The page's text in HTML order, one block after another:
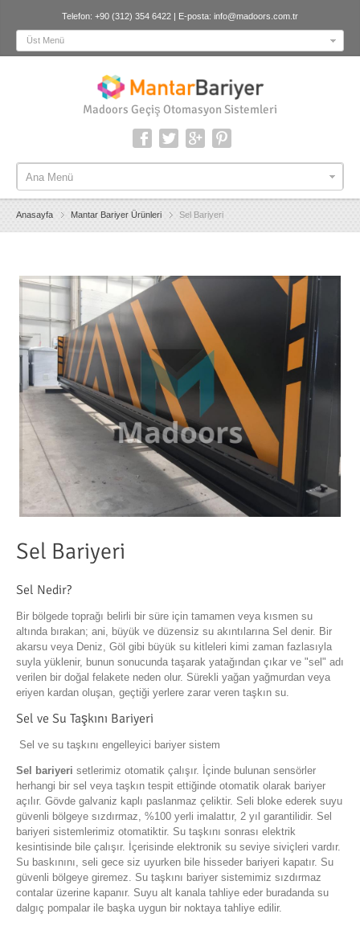
Telefon: +90 (312) 354 6422 | E-posta: info@madoors.com.tr
Üst Menü
Madoors Geçiş Otomasyon Sistemleri
Ana Menü
Ana Menü
Anasayfa Mantar Bariyer Ürünleri Sel Bariyeri
Sel Bariyeri
Sel Nedir?
Bir bölgede toprağı belirli bir süre için tamamen veya kısmen su
altında bırakan; ani, büyük ve düzensiz su akıntılarına Sel denir. Bir
akarsu veya Deniz, Göl gibi büyük su kitleleri kimi zaman fazlasıyla
suyla yüklenir, bunun sonucunda taşarak yatağından çıkar ve "sel" adı
verilen bir doğal felakete neden olur. Sürekli yağan yağmurdan veya
eriyen kardan oluşan, geçtiği yerlere zarar veren taşkın su.
Sel ve Su Taşkını Bariyeri
Sel ve su taşkını engelleyici bariyer sistem
Sel bariyeri setlerimiz otomatik çalışır. İçinde bulunan sensörler
herhangi bir sel veya taşkın tespit ettiğinde otomatik olarak bariyer
açılır. Gövde galvaniz kaplı paslanmaz çeliktir. Seli bloke ederek suyu
güvenli bölgeye sızdırmaz, %100 yerli imalattır, 2 yıl garantilidir. Sel
bariyeri sistemlerimiz otomatiktir. Su taşkını sonrası elektrik
kesintisinde bile çalışır. İçerisinde elektronik su seviye siviçleri vardır.
Su baskınını, seli gece siz uyurken bile hisseder bariyeri kapatır. Su
güvenli bölgeye giremez. Su taşkını bariyer sistemimiz sızdırmaz
contalar üzerine kapanır. Suyu alt kanala tahliye eder buradanda su
dalgıç pompalar ile başka uygun bir noktaya tahliye edilir.